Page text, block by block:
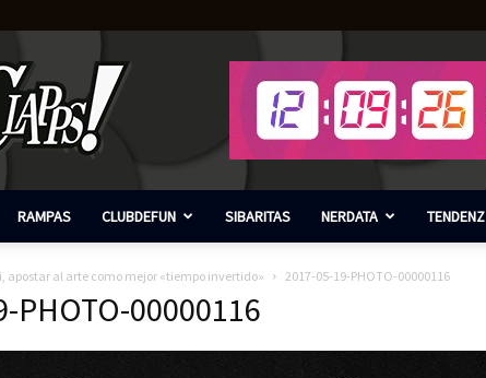
RAMPAS CLUBDEFUN SIBARITAS NERDATA TENDENZ
apostar al arte como mejor «tiempo invertido» 2017-05-19-PHOTO-00000116
PHOTO-00000116